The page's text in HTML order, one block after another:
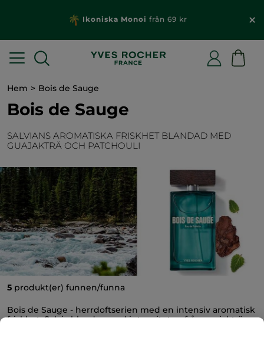
Ikoniska Monoi från 69 kr
Hem Bois de Sauge
Bois de Sauge
SALVIANS AROMATISKA FRISKHET BLANDAD MED
GUAJAKTRÄ OCH PATCHOULI
5 produkt(er) funnen/funna
Bois de Sauge - herrdoftserien med en intensiv aromatisk
friskhet. Salvia blandas med intensiteten från guajakträ